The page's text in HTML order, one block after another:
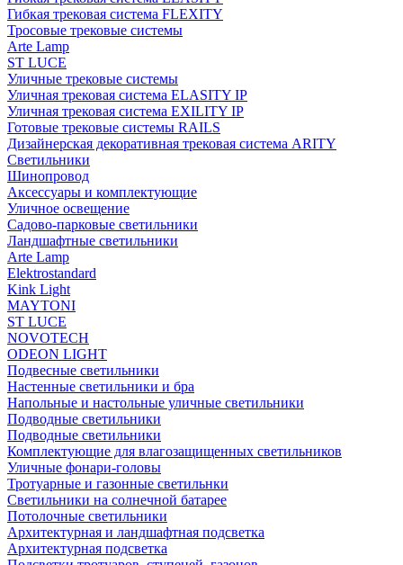
Гибкая трековая система FLEXITY
Тросовые трековые системы
Arte Lamp
ST LUCE
Уличные трековые системы
Уличная трековая система ELASITY IP
Уличная трековая система EXILITY IP
Готовые трековые системы RAILS
Дизайнерская декоративная трековая система ARITY
Светильники
Шинопровод
Аксессуары и комплектующие
Уличное освещение
Садово-парковые светильники
Ландшафтные светильники
Arte Lamp
Elektrostandard
Kink Light
MAYTONI
ST LUCE
NOVOTECH
ODEON LIGHT
Подвесные светильники
Настенные светильники и бра
Напольные и настольные уличные светильники
Подводные светильники
Подводные светильники
Комплектующие для влагозащищенных светильников
Уличные фонари-головы
Тротуарные и газонные светильнки
Светильники на солнечной батарее
Потолочные светильники
Архитектурная и ландшафтная подсветка
Архитектурная подсветка